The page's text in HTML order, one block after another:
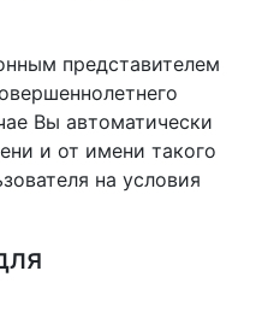
представителем
Вы автоматически
и от имени такого
на условия